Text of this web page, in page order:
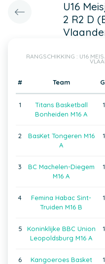
U16
2 R2 D
RANGSCHIKKING : U16
# Team
1
Titans Basketball
Bonheiden M16 A
2
BasKet Tongeren M16
A
3
BC Machelen-Diegem
M16 A
4
Femina Habac Sint-
Truiden M16 B
5
Koninklijke BBC Union
Leopoldsburg M16 A
6
Kangoeroes Basket